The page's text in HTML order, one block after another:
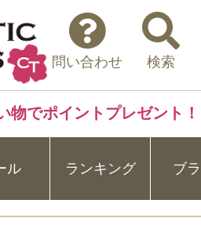
問い合わせ 検索
物でポイントプレゼント！
ル ランキング ブ